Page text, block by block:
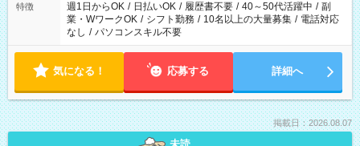
特徴 週1日からOK / 日払いOK / 履歴書不要 / 40～50代活躍中 / 副
業・WワークOK / シフト勤務 / 10名以上の大量募集 / 電話対応
なし / パソコンスキル不要
気になる！ 応募する 詳細へ
掲載日：2026.08.07